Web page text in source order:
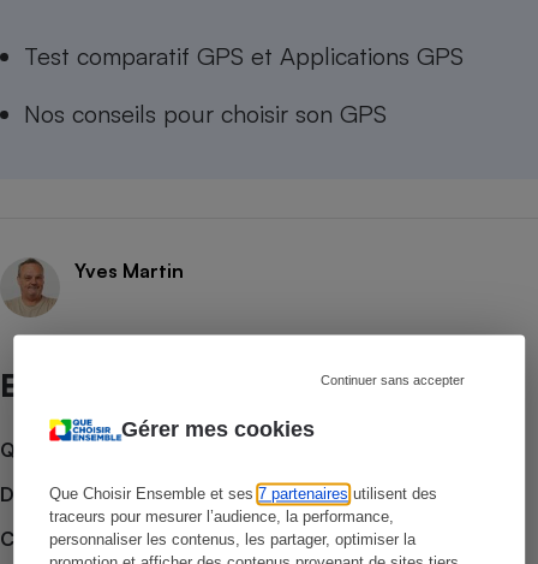
Gérer mes cookies
Que Choisir Ensemble et ses7 partenaires utilisent des
traceurs pour mesurer l’audience, la performance,
personnaliser les contenus, les partager, optimiser la
Continuer sans accepter
Test comparatif GPS et Applications GPS
Nos conseils pour choisir son GPS
Yves Martin
Et aussi
Que faire en cas de litige ?
Découvrir le forum
Consulter nos Actualités